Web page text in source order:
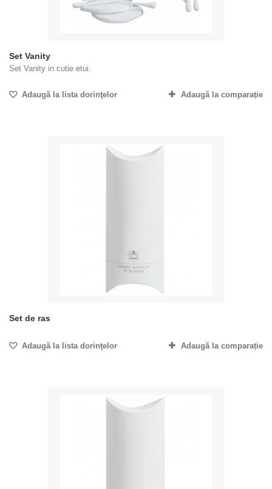
Set Vanity
Set Vanity in cutie etui.
Adaugă la lista dorinţelor Adaugă la comparație
Set de ras
Adaugă la lista dorinţelor Adaugă la comparație